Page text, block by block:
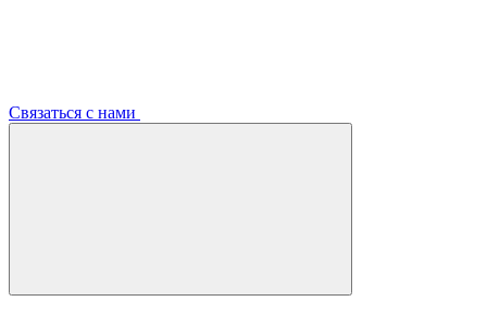
Связаться с нами